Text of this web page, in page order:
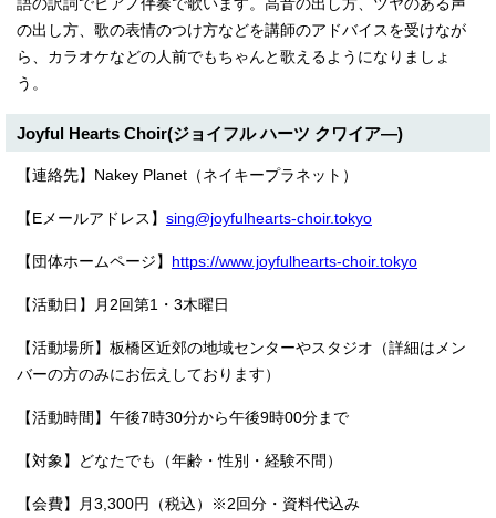
語の訳詞でピアノ伴奏で歌います。高音の出し方、ツヤのある声
の出し方、歌の表情のつけ方などを講師のアドバイスを受けなが
ら、カラオケなどの人前でもちゃんと歌えるようになりましょ
う。
Joyful Hearts Choir(ジョイフル ハーツ クワイア―)
【連絡先】Nakey Planet（ネイキープラネット）
【Eメールアドレス】 sing@joyfulhearts-choir.tokyo
【団体ホームページ】 https://www.joyfulhearts-choir.tokyo
【活動日】月2回第1・3木曜日
【活動場所】板橋区近郊の地域センターやスタジオ（詳細はメン
バーの方のみにお伝えしております）
【活動時間】午後7時30分から午後9時00分まで
【対象】どなたでも（年齢・性別・経験不問）
【会費】月3,300円（税込）※2回分・資料代込み